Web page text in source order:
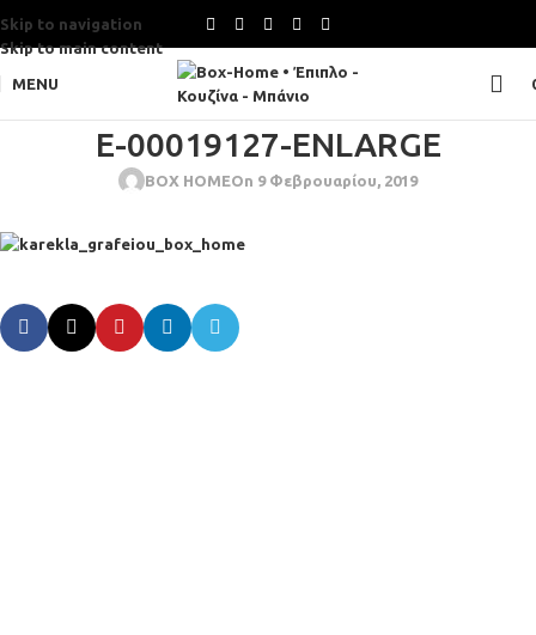
Skip to navigation
Skip to main content
MENU
E-00019127-ENLARGE
BOX HOMEOn 9 Φεβρουαρίου, 2019